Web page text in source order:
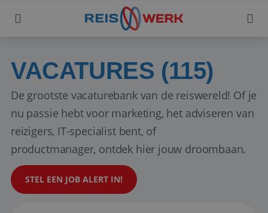
VACATURES (115)
De grootste vacaturebank van de reiswereld! Of je
nu passie hebt voor marketing, het adviseren van
reizigers, IT-specialist bent, of
productmanager, ontdek hier jouw droombaan.
STEL EEN JOB ALERT IN!